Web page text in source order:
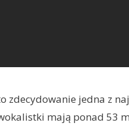
zdecydowanie jedna z
mają ponad 53